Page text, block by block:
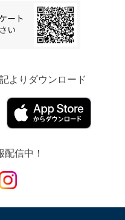
よりダウンロード
信中！